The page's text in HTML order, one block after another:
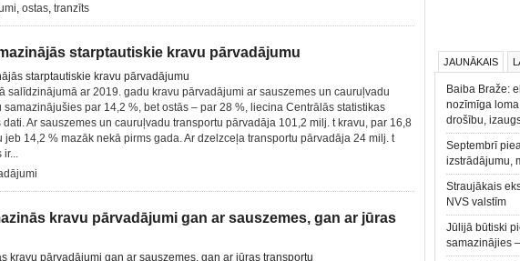
, ostas, tranzīts
starptautiskie kravu pārvadājumu
salīdzinājumā ar 2019. gadu kravu pārvadājumi ar sauszemes un cauruļvadu
samazinājušies par 14,2 %, bet ostās – par 28 %, liecina Centrālās statistikas
Ar sauszemes un cauruļvadu transportu pārvadāja 101,2 milj. t kravu, par 16,8
jeb 14,2 % mazāk nekā pirms gada. Ar dzelzceļa transportu pārvadāja 24 milj. t
ir...
kravu pārvadājumi gan ar sauszemes, gan ar jūras
JAUNĀKAIS
Baiba Braže:
nozīmīga
drošību,
Septembrī
izstrādājumu,
Straujākais
NVS valstīm
Jūlijā būtiski
samazinājies